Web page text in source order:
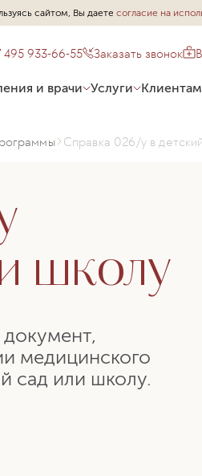
сайтом, Вы даете согласие на
495 933-66-55 Заказать звонок
и врачи Услуги Клиентам
Справка 026/у в
школу
медицинского
сад или школу.